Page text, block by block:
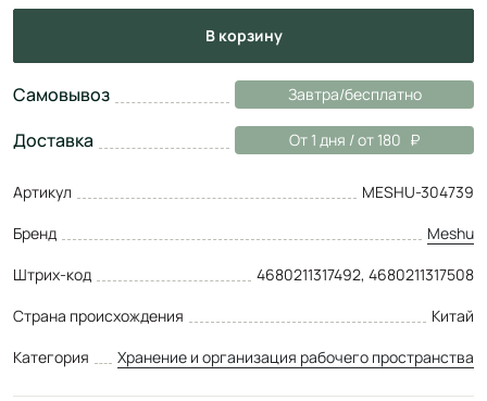
в корзину
Самовывоз Завтра/бесплатно
Доставка От 1 дня / от 180
Артикул
MESHU-304739
Бренд
Meshu
Штрих-код
4680211317492, 4680211317508
Страна происхождения
Китай
Категория
Хранение и организация рабочего пространства